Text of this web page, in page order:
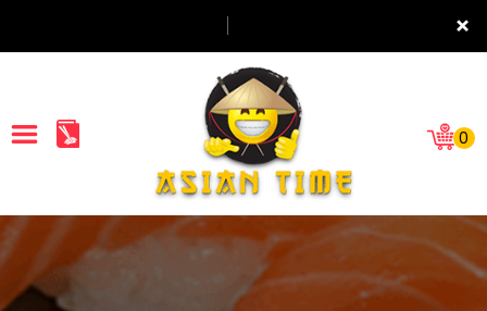
×
ACCUEIL
LA CARTE
0